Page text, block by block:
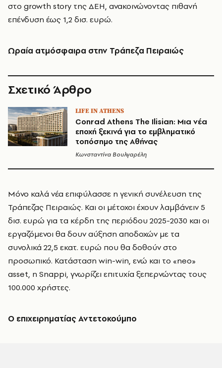
στο growth story της ΔΕΗ, ανακοινώνοντας πιθανή
επένδυση έως 1,2 δισ. ευρώ.
Ωραία ατμόσφαιρα στην Τράπεζα Πειραιώς
Σχετικό Άρθρο
LIFE IN ATHENS
Conrad Athens The Ilisian: Μια νέα
εποχή ξεκινά για το εμβληματικό
τοπόσημο της Αθήνας
Κωνσταντίνα Βουλγαρέλη
Μόνο καλά νέα επιφύλασσε η γενική συνέλευση της
Τράπεζας Πειραιώς. Και οι μέτοχοι έχουν λαμβάνειν 5
δισ. ευρώ για τα κέρδη της περιόδου 2025-2030 και οι
εργαζόμενοι θα δουν αύξηση αποδοχών με τα
συνολικά 22,5 εκατ. ευρώ που θα δοθούν στο
προσωπικό. Κατάσταση win-win, ενώ και το «neo»
asset, η Snappi, γνωρίζει επιτυχία ξεπερνώντας τους
100.000 χρήστες.
Ο επιχειρηματίας Αντετοκούμπο